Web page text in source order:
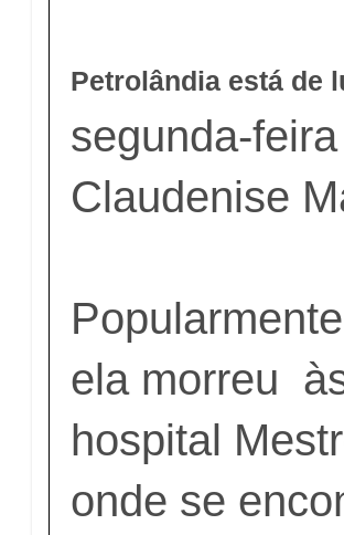
Petrolândia está de
segunda-
Claudenise
ela morreu
hospital
onde se